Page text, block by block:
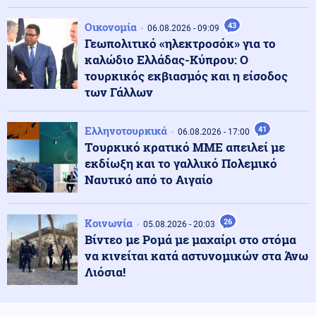
Κόσμος
Υπογραφή κοινής αμυντικής συμφωνίας από
Σαουδική Αραβία, Τουρκία και Πακιστάν
07.08.2026 - 15:08
αστυνομικοί κάνουν τσαμπουκά σε Έλληνες πολίτες
Κοινωνία 07.08.2026 - 14:52
«Άλμα» 26,3% στις εξαγωγές τον Ιούνιο – Μειώθηκε το
εμπορικό έλλειμμα
Κοινωνία 07.08.2026 - 14:52
Σέρρες: Μητέρα και γιος πήγαιναν μαζί στο
μεροκάματο (βίντεο)
Οικονομία 06.08.2026 - 09:09 43
Γεωπολιτικό «ηλεκτροσόκ» για το
καλώδιο Ελλάδας-Κύπρου: Ο
τουρκικός εκβιασμός και η είσοδος
των Γάλλων
Ελληνοτουρκικά 06.08.2026 - 17:00 41
Tουρκικό κρατικό ΜΜΕ απειλεί με
εκδίωξη και το γαλλικό Πολεμικό
Ναυτικό από το Αιγαίο
Κοινωνία 05.08.2026 - 20:03 26
Βίντεο με Ρομά με μαχαίρι στο στόμα
να κινείται κατά αστυνομικών στα Άνω
Λιόσια!